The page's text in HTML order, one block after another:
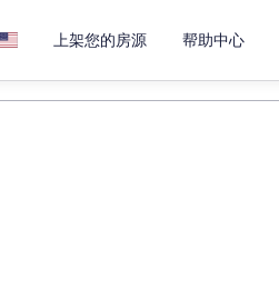
上架您的房源 帮助中心